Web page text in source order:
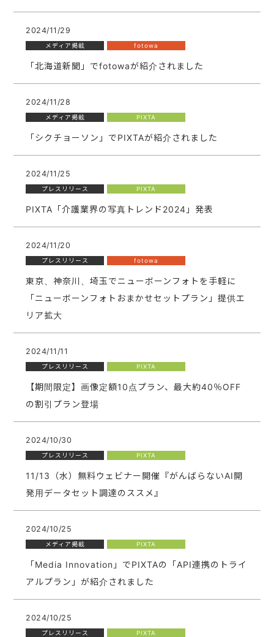
2024/11/29
メディア掲載 fotowa
「北海道新聞」でfotowaが紹介されました
2024/11/28
メディア掲載 PIXTA
「シクチョーソン」でPIXTAが紹介されました
2024/11/25
プレスリリース PIXTA
PIXTA「介護業界の写真トレンド2024」発表
2024/11/20
プレスリリース fotowa
東京、神奈川、埼玉でニューボーンフォトを手軽に
「ニューボーンフォトおまかせセットプラン」提供エ
リア拡大
2024/11/11
プレスリリース PIXTA
【期間限定】画像定額10点プラン、最大約40％OFF
の割引プラン登場
2024/10/30
プレスリリース PIXTA
11/13（水）無料ウェビナー開催『がんばらないAI開
発用データセット調達のススメ』
2024/10/25
メディア掲載 PIXTA
「Media Innovation」でPIXTAの「API連携のトライ
アルプラン」が紹介されました
2024/10/25
プレスリリース PIXTA